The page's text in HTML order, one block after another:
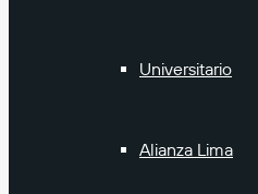
Universitario
Alianza Lima